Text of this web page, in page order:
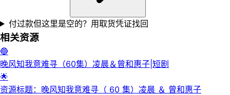
付过款但这里是空的？用取货凭证找回
相关资源
🔵
晚风知我意难寻（60集）凌晨＆曾和惠子|短剧
🌟
资源标题：晚风知我意难寻（ 60 集）凌晨 ＆ 曾和惠子